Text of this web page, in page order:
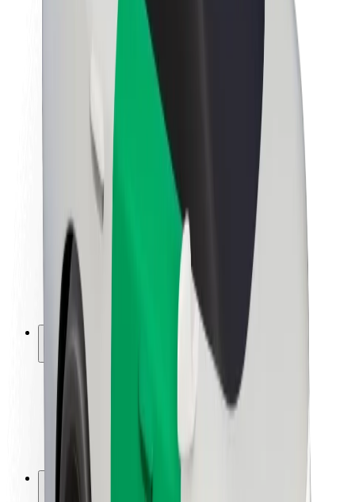
Informazioni Su Bolt
Sostenibilità in Bolt
Project Zero
Sala stampa
Linee guida del marchio
Missione
Relazioni con gli investitori
Leadership
Marca
Media
Fondo Urban
Sicurezza
Viaggia in sicurezza
Guida in sicurezza
Vai in sicurezza
Laboratorio sulla Sicurezza